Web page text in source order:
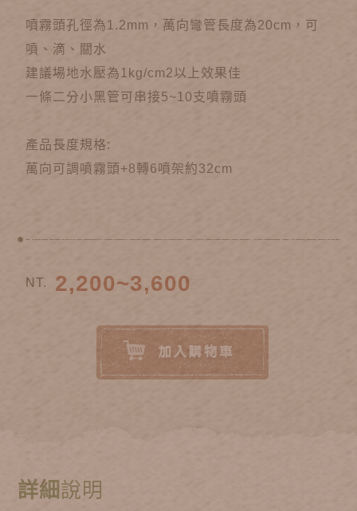
噴霧頭孔徑為1.2mm，萬向彎管長度為20cm，可
噴、滴、關水
建議場地水壓為1kg/cm2以上效果佳
一條二分小黑管可串接5~10支噴霧頭
產品長度規格:
萬向可調噴霧頭+8轉6噴架約32cm
NT. 2,200~3,600
詳細說明